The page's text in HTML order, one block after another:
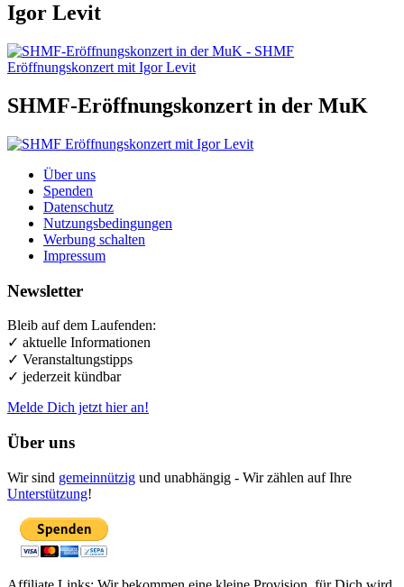
Igor Levit
SHMF-Eröffnungskonzert in der MuK
Über uns
Spenden
Datenschutz
Nutzungsbedingungen
Werbung schalten
Impressum
Newsletter
Bleib auf dem Laufenden:
✓ aktuelle Informationen
✓ Veranstaltungstipps
✓ jederzeit kündbar
Melde Dich jetzt hier an!
Über uns
Wir sind gemeinnützig und unabhängig - Wir zählen auf Ihre
Unterstützung!